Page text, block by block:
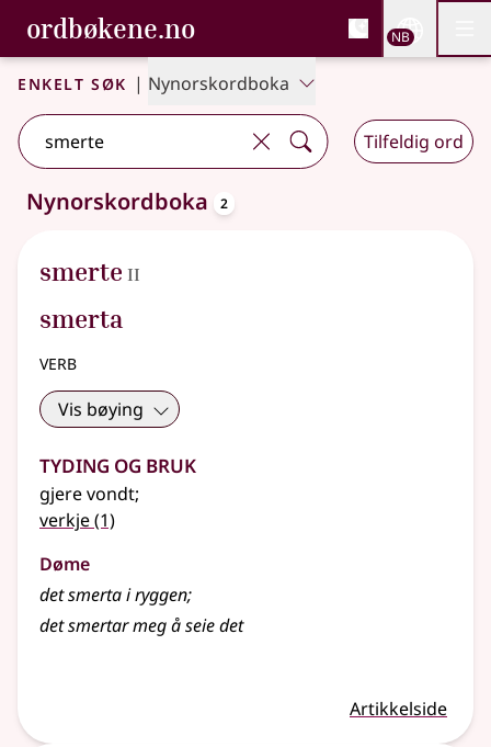
Gå til hovedinnhold
Tilgjengelighet
ordbøkene.no, Bokmålsordboka og
Bokmålsordboka og Nynorskordboka
NB
Enkelt søk | Nynorskordboka
Tilfeldig ord
2 treff.Ytterligere søkeforslag tilgjengelige
Nynorskordboka 2
smerte 2
II
smerta
verb
Vis bøying
Tyding og bruk
gjere vondt;
verkje(1)
Døme
det smerta i ryggen;
det smertar meg å seie det
Artikkelside